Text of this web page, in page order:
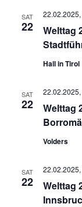
SAT
22
Welttag
Hall in Tirol
SAT
22
Welttag
Volders
SAT
22
Welttag